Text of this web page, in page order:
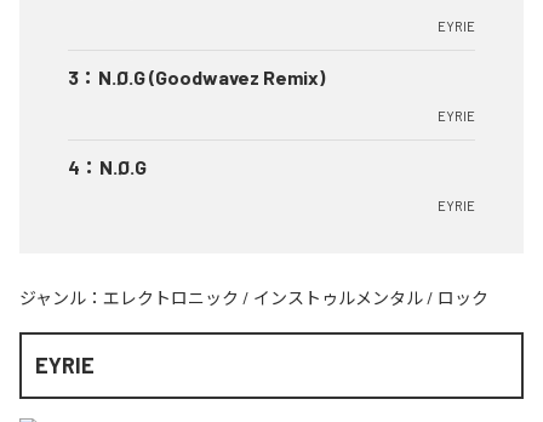
EYRIE
3 ： N.Ø.G (Goodwavez Remix)
EYRIE
4 ： N.Ø.G
EYRIE
ジャンル： エレクトロニック / インストゥルメンタル / ロック
EYRIE